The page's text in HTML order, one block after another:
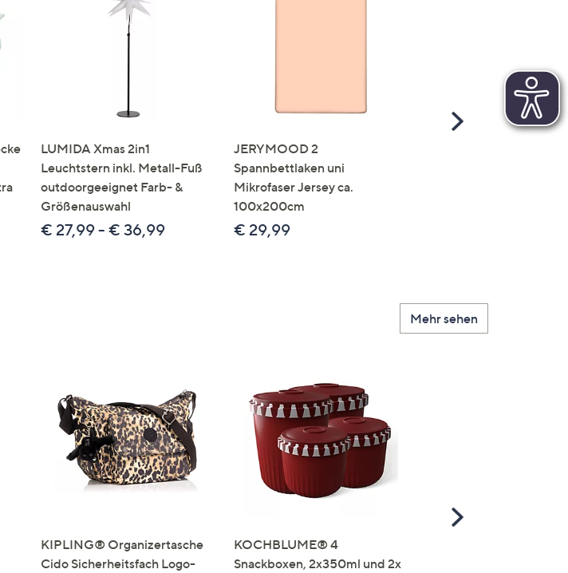
LUMIDA Xmas 2in1
Leuchtstern inkl. Metall-Fuß
outdoorgeeignet Farb- &
Größenauswahl
€ 27,99 - € 36,99
JERYMOOD 2
Spannbettlaken uni
Mikrofaser Jersey ca.
100x200cm
€ 29,99
Scroll
Mehr sehen
KIPLING® Organizertasche
Cido Sicherheitsfach Logo-
KOCHBLUME® 4
Snackboxen, 2x350ml und 2x
Scroll